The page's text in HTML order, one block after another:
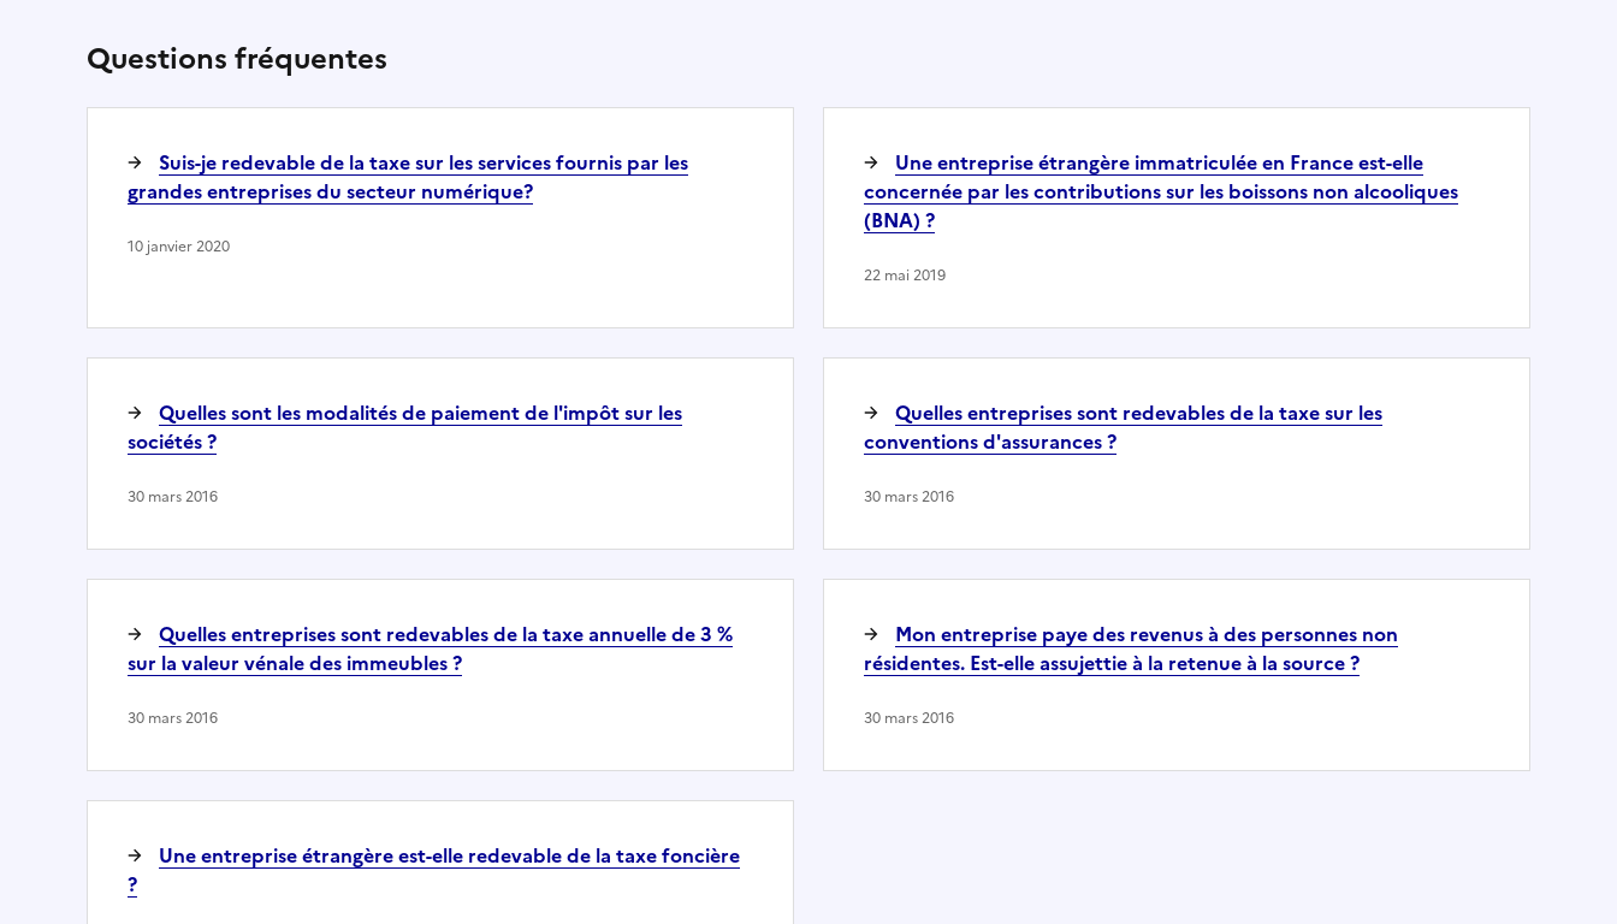
Questions fréquentes
Suis-je redevable de la taxe sur les services fournis par les
grandes entreprises du secteur numérique?
10 janvier 2020
Une entreprise étrangère immatriculée en France est-elle
concernée par les contributions sur les boissons non alcooliques
(BNA) ?
22 mai 2019
Quelles sont les modalités de paiement de l'impôt sur les
sociétés ?
30 mars 2016
Quelles entreprises sont redevables de la taxe sur les
conventions d'assurances ?
30 mars 2016
Quelles entreprises sont redevables de la taxe annuelle de 3 %
sur la valeur vénale des immeubles ?
30 mars 2016
Mon entreprise paye des revenus à des personnes non
résidentes. Est-elle assujettie à la retenue à la source ?
30 mars 2016
Une entreprise étrangère est-elle redevable de la taxe foncière
?